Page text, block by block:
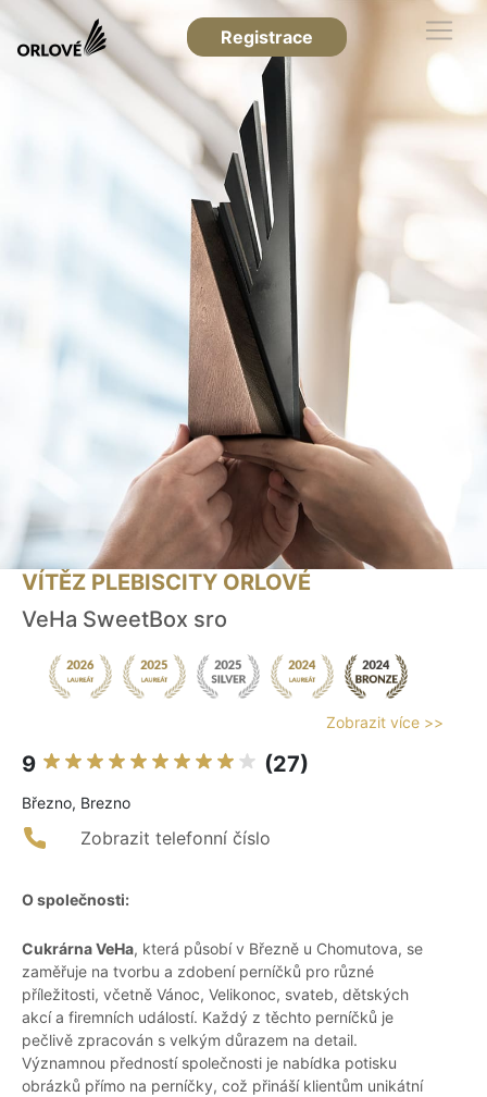
Registrace
VÍTĚZ PLEBISCITY ORLOVÉ
VeHa SweetBox sro
Zobrazit více >>
9 (27)
Březno, Brezno
Zobrazit telefonní číslo
O společnosti:
Cukrárna VeHa, která působí v Březně u Chomutova, se
zaměřuje na tvorbu a zdobení perníčků pro různé
příležitosti, včetně Vánoc, Velikonoc, svateb, dětských
akcí a firemních událostí. Každý z těchto perníčků je
pečlivě zpracován s velkým důrazem na detail.
Významnou předností společnosti je nabídka potisku
obrázků přímo na perníčky, což přináší klientům unikátní